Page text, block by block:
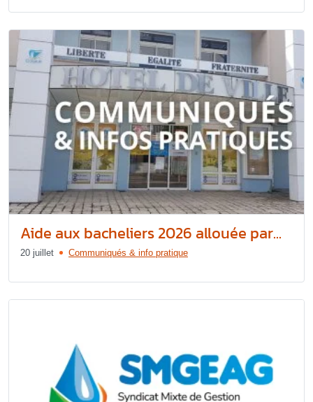
Aide aux bacheliers 2026 allouée par...
20 juillet Communiqués & info pratique